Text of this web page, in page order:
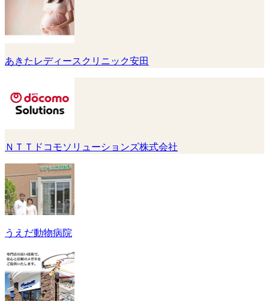
あきたレディースクリニック安田
ＮＴＴドコモソリューションズ株式会社
うえだ動物病院